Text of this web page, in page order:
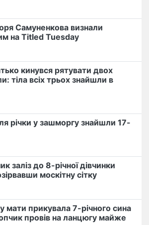
Самуненкова визнали
на Titled Tuesday
кинувся рятувати двох
тіла всіх трьох знайшли в
річки у зашморгу знайшли 17-
заліз до 8-річної дівчинки
москітну сітку
мати прикувала 7-річного сина
провів на ланцюгу майже